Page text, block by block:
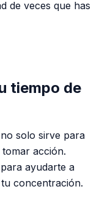
de veces que has
tiempo de
solo sirve para
acción.
ayudarte a
concentración.